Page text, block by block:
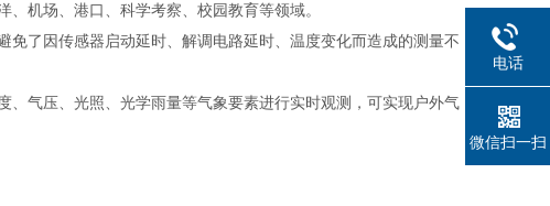
机场、港口、科学考察、校园教育等领域。
了因传感器启动延时、解调电路延时、温度变化而造成的测量不
气压、光照、光学雨量等气象要素进行实时观测，可实现户外气
电话
微信扫一扫